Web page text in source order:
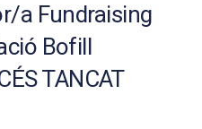
a Fundraising
Bofill
TANCAT